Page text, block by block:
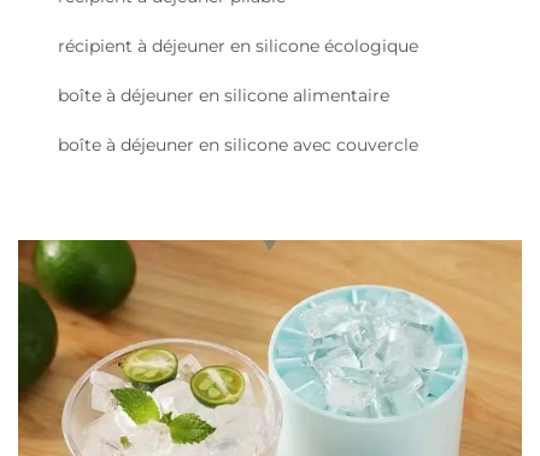
récipient à déjeuner en silicone écologique
boîte à déjeuner en silicone alimentaire
boîte à déjeuner en silicone avec couvercle